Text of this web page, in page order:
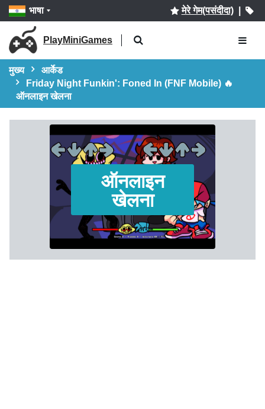
भाषा मेरे गेम(पसंदीदा)|
PlayMiniGames
मुख्य
आर्केड
Friday Night Funkin': Foned In (FNF Mobile) 🔥
ऑनलाइन खेलना
ऑनलाइन
खेलना